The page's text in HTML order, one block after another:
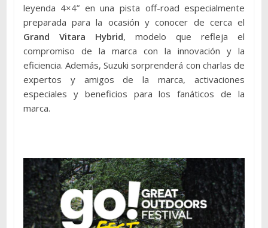
leyenda 4×4” en una pista off-road especialmente
preparada para la ocasión y conocer de cerca el
Grand Vitara Hybrid, modelo que refleja el
compromiso de la marca con la innovación y la
eficiencia. Además, Suzuki sorprenderá con charlas de
expertos y amigos de la marca, activaciones
especiales y beneficios para los fanáticos de la
marca.